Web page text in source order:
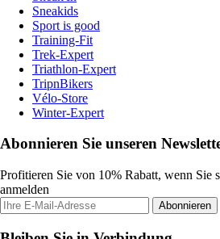
Sneakids
Sport is good
Training-Fit
Trek-Expert
Triathlon-Expert
TripnBikers
Vélo-Store
Winter-Expert
Abonnieren Sie unseren
Profitieren Sie von 10% Rabatt, wenn Sie
anmelden
Abonnieren